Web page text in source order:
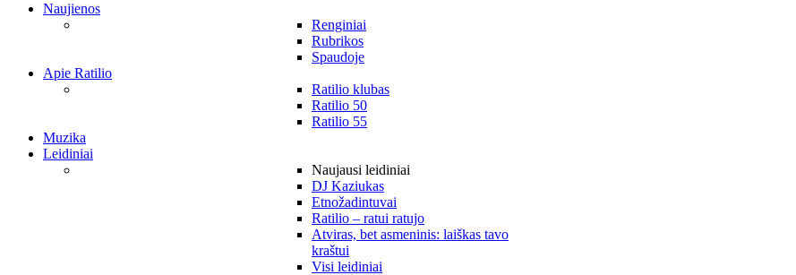
Naujienos
Renginiai
Rubrikos
Spaudoje
Apie Ratilio
Ratilio klubas
Ratilio 50
Ratilio 55
Muzika
Leidiniai
Naujausi leidiniai
DJ Kaziukas
Etnožadintuvai
Ratilio – ratui ratujo
Atviras, bet asmeninis: laiškas tavo
kraštui
Visi leidiniai